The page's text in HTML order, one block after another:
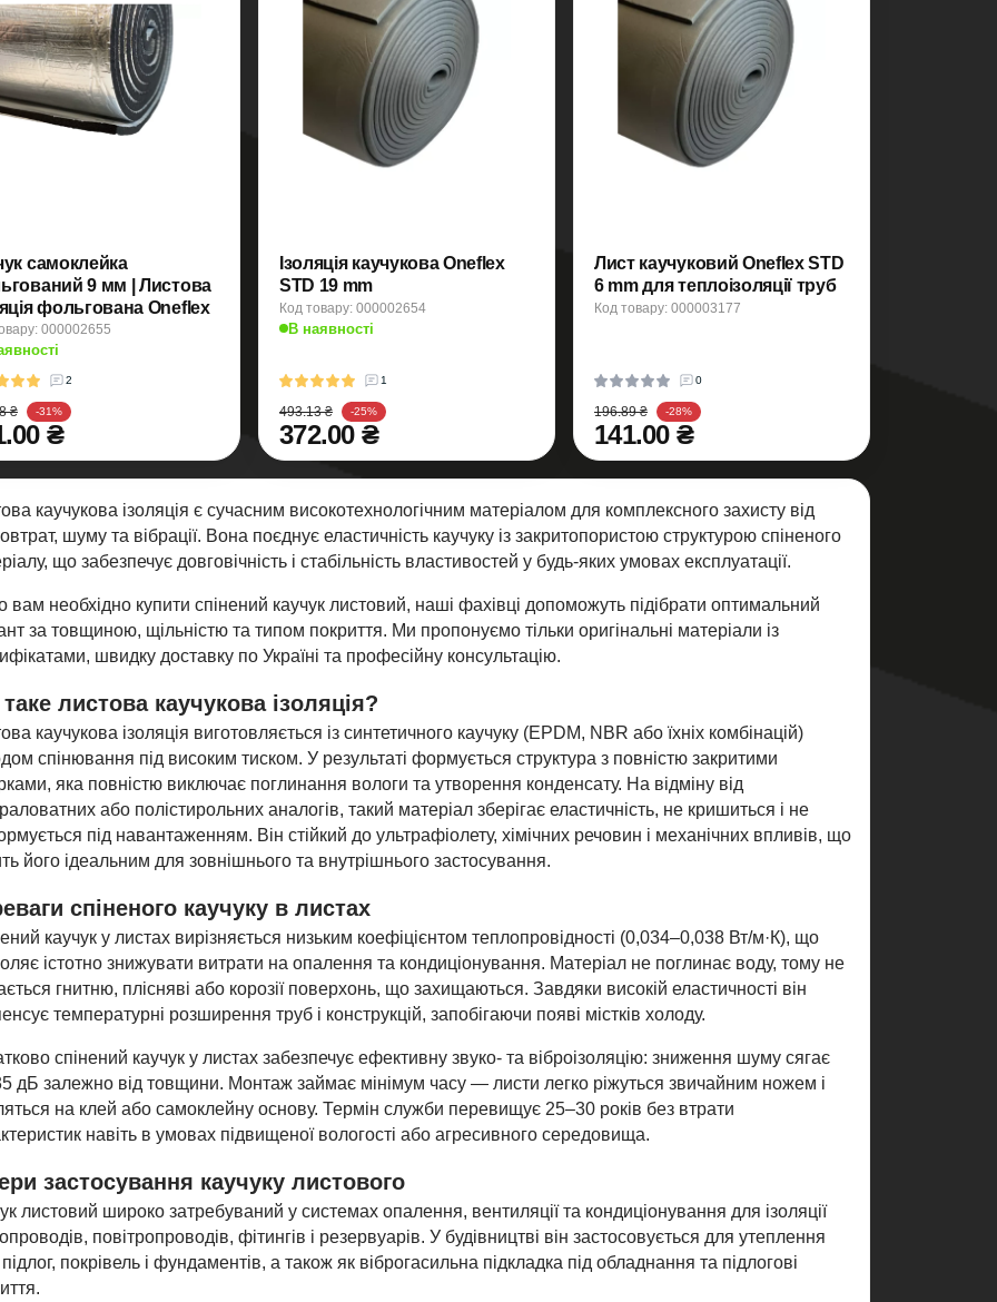
самоклейка
9 мм | Листова
фольгована Oneflex
000002655
2
₴ -31%
₴
Ізоляція каучукова Oneflex
STD 19 mm
Код товару: 000002654
В наявності
1
493.13 ₴ -25%
372.00 ₴
Лист каучуковий Oneflex STD
6 mm для теплоізоляції труб
Код товару: 000003177
0
196.89 ₴ -28%
141.00 ₴
каучукова ізоляція є сучасним високотехнологічним матеріалом для комплексного захисту від
шуму та вібрації. Вона поєднує еластичність каучуку із закритопористою структурою спіненого
що забезпечує довговічність і стабільність властивостей у будь-яких умовах експлуатації.
вам необхідно купити спінений каучук листовий, наші фахівці допоможуть підібрати оптимальний
за товщиною, щільністю та типом покриття. Ми пропонуємо тільки оригінальні матеріали із
швидку доставку по Україні та професійну консультацію.
листова каучукова ізоляція?
каучукова ізоляція виготовляється із синтетичного каучуку (EPDM, NBR або їхніх комбінацій)
спінювання під високим тиском. У результаті формується структура з повністю закритими
яка повністю виключає поглинання вологи та утворення конденсату. На відміну від
або полістирольних аналогів, такий матеріал зберігає еластичність, не кришиться і не
під навантаженням. Він стійкий до ультрафіолету, хімічних речовин і механічних впливів, що
його ідеальним для зовнішнього та внутрішнього застосування.
спіненого каучуку в листах
каучук у листах вирізняється низьким коефіцієнтом теплопровідності (0,034–0,038 Вт/м·К), що
істотно знижувати витрати на опалення та кондиціонування. Матеріал не поглинає воду, тому не
гнитню, плісняві або корозії поверхонь, що захищаються. Завдяки високій еластичності він
температурні розширення труб і конструкцій, запобігаючи появі містків холоду.
спінений каучук у листах забезпечує ефективну звуко- та віброізоляцію: зниження шуму сягає
дБ залежно від товщини. Монтаж займає мінімум часу — листи легко ріжуться звичайним ножем і
на клей або самоклейну основу. Термін служби перевищує 25–30 років без втрати
навіть в умовах підвищеної вологості або агресивного середовища.
застосування каучуку листового
листовий широко затребуваний у системах опалення, вентиляції та кондиціонування для ізоляції
повітропроводів, фітингів і резервуарів. У будівництві він застосовується для утеплення
підлог, покрівель і фундаментів, а також як віброгасильна підкладка під обладнання та підлогові